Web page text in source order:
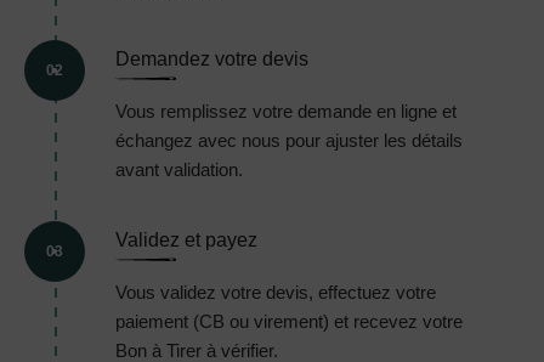
02
Demandez votre devis
Vous remplissez votre demande en ligne et
échangez avec nous pour ajuster les détails
avant validation.
03
Validez et payez
Vous validez votre devis, effectuez votre
paiement (CB ou virement) et recevez votre
Bon à Tirer à vérifier.